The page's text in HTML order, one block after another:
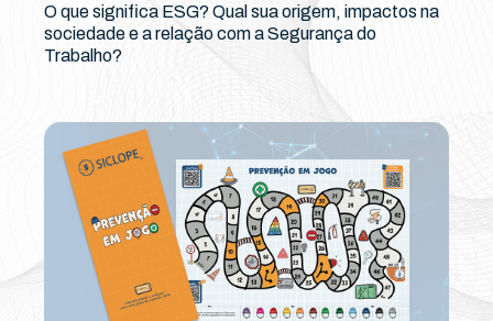
O que significa ESG? Qual sua origem, impactos na
sociedade e a relação com a Segurança do
Trabalho?